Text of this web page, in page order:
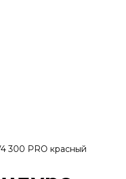
300 PRO красный